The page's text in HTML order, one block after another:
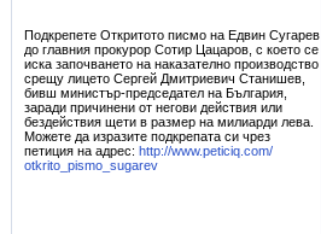
Подкрепете Откритото писмо на Едвин Сугарев
до главния прокурор Сотир Цацаров, с което се
иска започването на наказателно производство
срещу лицето Сергей Дмитриевич Станишев,
бивш министър-председател на България,
заради причинени от негови действия или
бездействия щети в размер на милиарди лева.
Можете да изразите подкрепата си чрез
петиция на адрес: http://www.peticiq.com/
otkrito_pismo_sugarev